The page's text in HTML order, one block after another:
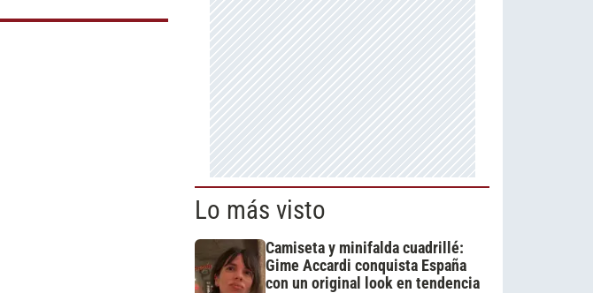
Lo más visto
Camiseta y minifalda cuadrillé:
Gime Accardi conquista España
con un original look en tendencia